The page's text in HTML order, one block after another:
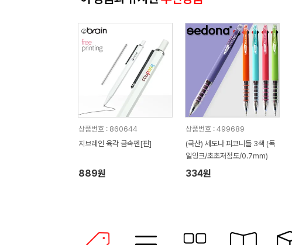
상품번호 : 860644
지브레인 육각 금속펜[핀]
889원
상품번호 : 499689
(국산) 세도나 피코니들 3색 (독
일잉크/초초저점도/0.7mm)
334원